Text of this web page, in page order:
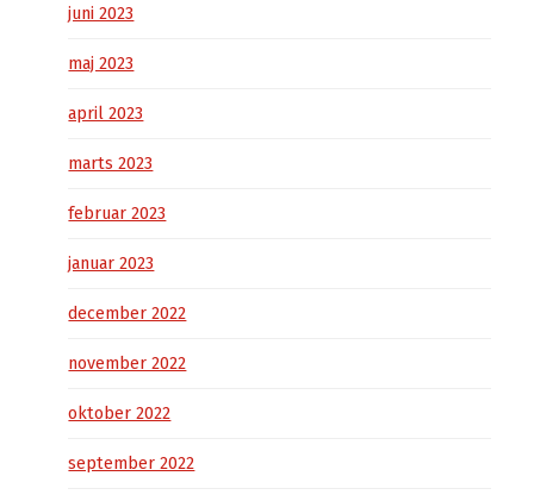
juni 2023
maj 2023
april 2023
marts 2023
februar 2023
januar 2023
december 2022
november 2022
oktober 2022
september 2022